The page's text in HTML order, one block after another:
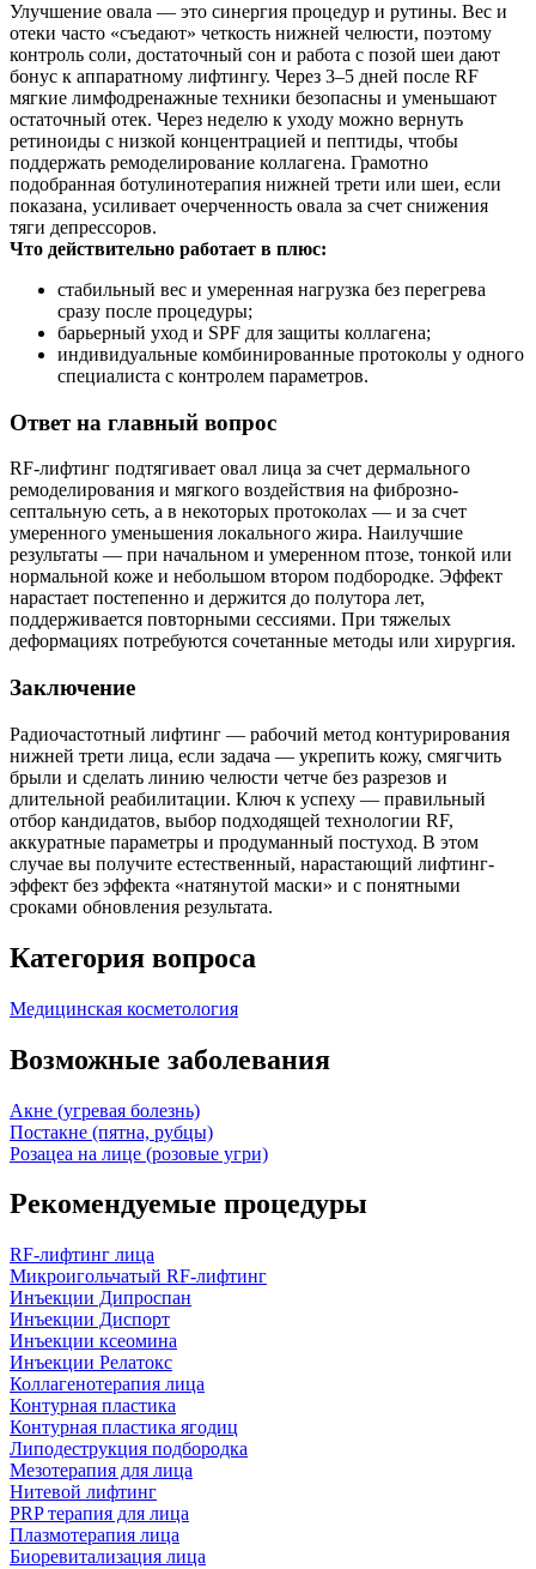
Улучшение овала — это синергия процедур и рутины. Вес и
отеки часто «съедают» четкость нижней челюсти, поэтому
контроль соли, достаточный сон и работа с позой шеи дают
бонус к аппаратному лифтингу. Через 3–5 дней после RF
мягкие лимфодренажные техники безопасны и уменьшают
остаточный отек. Через неделю к уходу можно вернуть
ретиноиды с низкой концентрацией и пептиды, чтобы
поддержать ремоделирование коллагена. Грамотно
подобранная ботулинотерапия нижней трети или шеи, если
показана, усиливает очерченность овала за счет снижения
тяги депрессоров.
Что действительно работает в плюс:
стабильный вес и умеренная нагрузка без перегрева
сразу после процедуры;
барьерный уход и SPF для защиты коллагена;
индивидуальные комбинированные протоколы у одного
специалиста с контролем параметров.
Ответ на главный вопрос
RF-лифтинг подтягивает овал лица за счет дермального
ремоделирования и мягкого воздействия на фиброзно-
септальную сеть, а в некоторых протоколах — и за счет
умеренного уменьшения локального жира. Наилучшие
результаты — при начальном и умеренном птозе, тонкой или
нормальной коже и небольшом втором подбородке. Эффект
нарастает постепенно и держится до полутора лет,
поддерживается повторными сессиями. При тяжелых
деформациях потребуются сочетанные методы или хирургия.
Заключение
Радиочастотный лифтинг — рабочий метод контурирования
нижней трети лица, если задача — укрепить кожу, смягчить
брыли и сделать линию челюсти четче без разрезов и
длительной реабилитации. Ключ к успеху — правильный
отбор кандидатов, выбор подходящей технологии RF,
аккуратные параметры и продуманный постуход. В этом
случае вы получите естественный, нарастающий лифтинг-
эффект без эффекта «натянутой маски» и с понятными
сроками обновления результата.
Категория вопроса
Медицинская косметология
Возможные заболевания
Акне (угревая болезнь)
Постакне (пятна, рубцы)
Розацеа на лице (розовые угри)
Рекомендуемые процедуры
RF-лифтинг лица
Микроигольчатый RF-лифтинг
Инъекции Дипроспан
Инъекции Диспорт
Инъекции ксеомина
Инъекции Релатокс
Коллагенотерапия лица
Контурная пластика
Контурная пластика ягодиц
Липодеструкция подбородка
Мезотерапия для лица
Нитевой лифтинг
PRP терапия для лица
Плазмотерапия лица
Биоревитализация лица